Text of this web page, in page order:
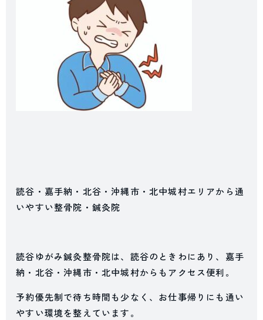
読谷・嘉手納・北谷・沖縄市・北中城村エリアから通
いやすい整骨院・鍼灸院
読谷ゆがみ鍼灸整骨院は、読谷のときわにあり、嘉手
納・北谷・沖縄市・北中城村からもアクセス便利。
予約優先制で待ち時間も少なく、お仕事帰りにも通い
やすい環境を整えています。